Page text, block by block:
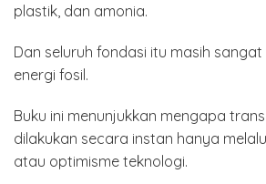
plastik, dan amonia.
Dan seluruh fondasi itu masih
energi fosil.
Buku ini menunjukkan mengapa
dilakukan secara instan hanya
atau optimisme teknologi.